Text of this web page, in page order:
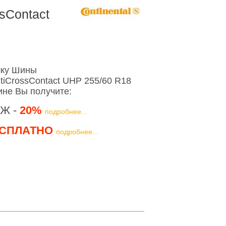
Шины
UHP 255/60 R18
Вы получите:
- 20% подробнее...
подробнее...